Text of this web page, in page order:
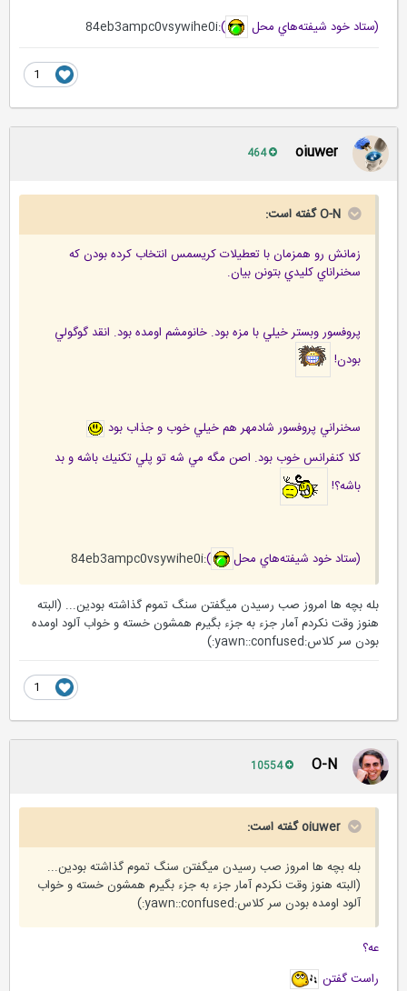
(ستاد خود شيفته‌هاي محل )
:84eb3ampc0vsywihe0i
oiuwer
O-N گفته است:
زمانش رو همزمان با تعطيلات كريسمس انتخاب كرده بودن كه
سخنراناي كليدي بتونن بيان.
پروفسور وبستر خيلي با مزه بود. خانومشم اومده بود. انقد گوگولي
بودن!
سخنرانيپروفسور شادمهر هم خيلي خوب و جذاب بود
كلا كنفرانس خوب بود. اصن مگه مي شه تو پلي تكنيك باشه و بد
باشه؟!
(ستاد خود شيفته‌هاي محل )
:84eb3ampc0vsywihe0i
بله بچه ها امروز صب رسیدن میگفتن سنگ تموم گذاشته بودین... (البته
هنوز وقت نکردم آمار جزء به جزء بگیرم همشون خسته و خواب آلود اومده
بودن سر کلاس:yawn::confused:)
O-N
oiuwer گفته است:
بله بچه ها امروز صب رسیدن میگفتن سنگ تموم گذاشته بودین...
(البته هنوز وقت نکردم آمار جزء به جزء بگیرم همشون خسته و خواب
آلود اومده بودن سر کلاس:yawn::confused:)
عه؟
راست گفتن